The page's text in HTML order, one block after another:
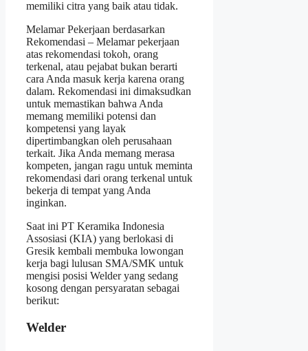
memiliki citra yang baik atau tidak.
Melamar Pekerjaan berdasarkan
Rekomendasi – Melamar pekerjaan
atas rekomendasi tokoh, orang
terkenal, atau pejabat bukan berarti
cara Anda masuk kerja karena orang
dalam. Rekomendasi ini dimaksudkan
untuk memastikan bahwa Anda
memang memiliki potensi dan
kompetensi yang layak
dipertimbangkan oleh perusahaan
terkait. Jika Anda memang merasa
kompeten, jangan ragu untuk meminta
rekomendasi dari orang terkenal untuk
bekerja di tempat yang Anda
inginkan.
Saat ini PT Keramika Indonesia
Assosiasi (KIA) yang berlokasi di
Gresik kembali membuka lowongan
kerja bagi lulusan SMA/SMK untuk
mengisi posisi Welder yang sedang
kosong dengan persyaratan sebagai
berikut:
Welder